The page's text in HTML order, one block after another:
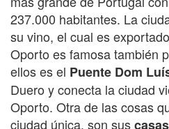
237.000 habitantes. La
su vino, el cual es
Oporto es famosa también
ellos es el Puente Dom
Duero y conecta la ciudad
Oporto. Otra de las cosas
ciudad única, son sus